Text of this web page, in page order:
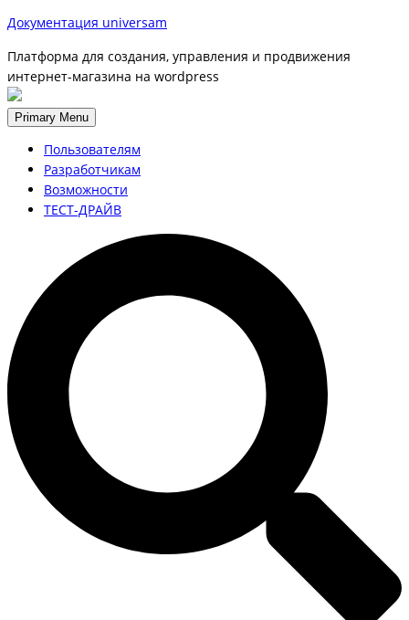
Документация universam
Платформа для создания, управления и продвижения
интернет-магазина на wordpress
Primary Menu
Пользователям
Разработчикам
Возможности
ТЕСТ-ДРАЙВ